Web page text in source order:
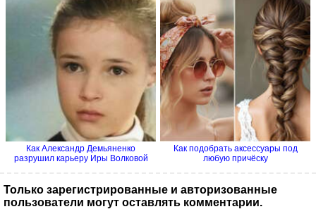
Как Александр Демьяненко
разрушил карьеру Иры Волковой
Как подобрать аксессуары под
любую причёску
Только зарегистрированные и авторизованные
пользователи могут оставлять комментарии.